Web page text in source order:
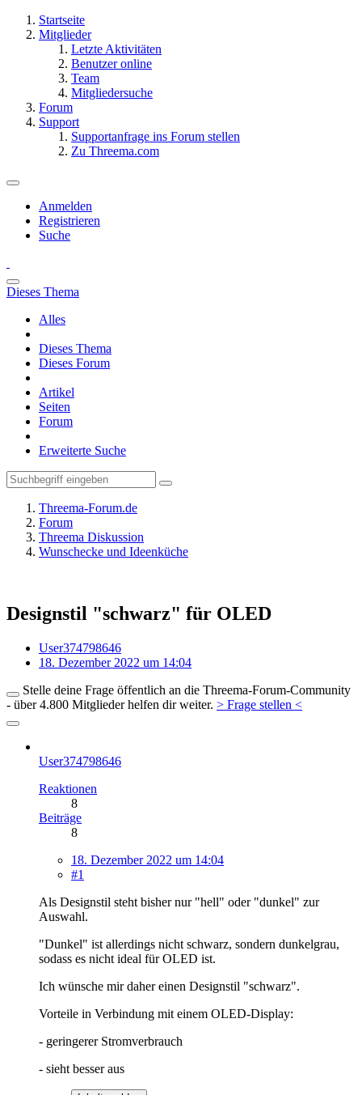
Startseite
Mitglieder
Letzte Aktivitäten
Benutzer online
Team
Mitgliedersuche
Forum
Support
Supportanfrage ins Forum stellen
Zu Threema.com
Anmelden
Registrieren
Suche
Dieses Thema
Alles
Dieses Thema
Dieses Forum
Artikel
Seiten
Forum
Erweiterte Suche
Threema-Forum.de
Forum
Threema Diskussion
Wunschecke und Ideenküche
Designstil "schwarz" für OLED
User374798646
18. Dezember 2022 um 14:04
Stelle deine Frage öffentlich an die Threema-Forum-Community
- über 4.800 Mitglieder helfen dir weiter. > Frage stellen <
User374798646
Reaktionen
8
Beiträge
8
18. Dezember 2022 um 14:04
#1
Als Designstil steht bisher nur "hell" oder "dunkel" zur
Auswahl.
"Dunkel" ist allerdings nicht schwarz, sondern dunkelgrau,
sodass es nicht ideal für OLED ist.
Ich wünsche mir daher einen Designstil "schwarz".
Vorteile in Verbindung mit einem OLED-Display:
- geringerer Stromverbrauch
- sieht besser aus